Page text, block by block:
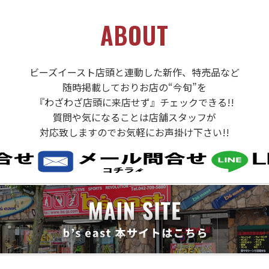
ABOUT
ビーズイースト店頭と連動した新作、特売品など
随時掲載しておりお店の“今旬”を
『わざわざ店頭に来店せず』チェックできる!!
質問や気になることは店舗スタッフが
対応致しますのでお気軽にお声掛け下さい!!